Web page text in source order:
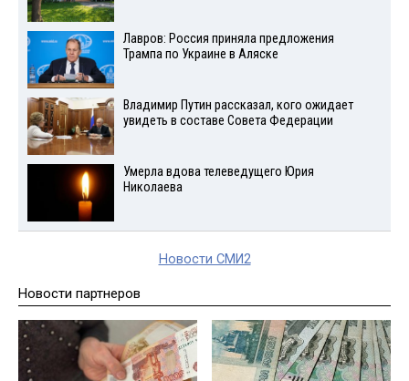
Лавров: Россия приняла предложения
Трампа по Украине в Аляске
Владимир Путин рассказал, кого ожидает
увидеть в составе Совета Федерации
Умерла вдова телеведущего Юрия
Николаева
Новости СМИ2
Новости партнеров